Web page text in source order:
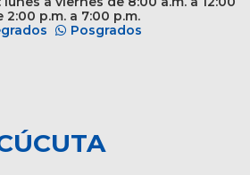
2:00 p.m. a 7:00 p.m.
Posgrados